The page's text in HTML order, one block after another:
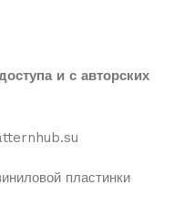
и с авторских
пластинки